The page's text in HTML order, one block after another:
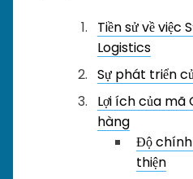
Tiền sử về việc
Logistics
Sự phát triển
Lợi ích của mã
hàng
Độ
thiện